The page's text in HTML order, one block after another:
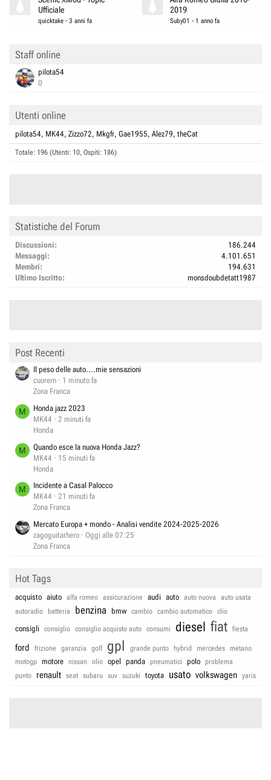
Ufficiale
quicktake -3 anni fa
2019
Suby01 - 1 anno fa
Staff online
pilota54
0
Utenti online
pilota54 MK44 Zizzo72 Mkgfr Gae1955 Alez79 theCat
Totale: 196 (Utenti: 10, Ospiti: 186)
Statistiche del Forum
Discussioni
186.244
Messaggi
4.101.651
Membri
194.631
Ultimo Iscritto
monsdoubdetatt1987
Post Recenti
Il peso delle auto....mie sensazioni
cuorern
1 minuto fa
Zona Franca
M
Honda jazz 2023
MK44
2 minuti fa
Honda
M
Quando esce la nuova Honda Jazz?
MK44
15 minuti fa
Honda
M
Incidente a Casal Palocco
MK44
21 minuti fa
Zona Franca
Mercato Europa + mondo - Analisi vendite 2024-2025-2026
zagoguitarhero
Oggi alle 07:25
Zona Franca
Hot Tags
acquisto aiuto alfa romeo assicurazione audi auto auto nuova
auto usata
autoradio
batteria benzina bmw cambio cambio automatico clio
consigli consiglio consiglio acquisto auto consumi diesel fiat fiesta
ford frizione garanzia golf gpl grande punto hybrid mercedes
metano
motogp
motore nissan olio opel panda pneumatici polo
problema
punto
renault seat subaru suv suzuki toyota usato volkswagen yaris